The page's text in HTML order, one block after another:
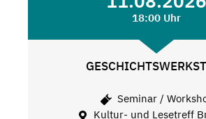
18:00 Uhr
Seminar /
Kultur- und Lesetreff